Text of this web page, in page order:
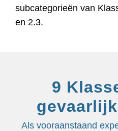
subcategorieën van
en 2.3.
9
Als vooraanstaand